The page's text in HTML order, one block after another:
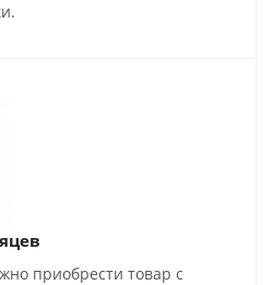
приобрести товар с